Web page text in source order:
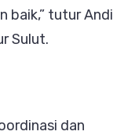
baik,” tutur Andi
Sulut.
dan